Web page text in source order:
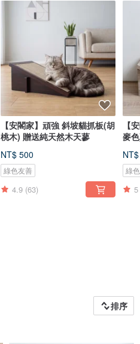
【安閣家】頑強 斜坡貓抓板(胡
桃木) 贈送純天然木天蓼
NT$ 500
綠色友善
4.9 (63)
【
麥
綠
5
排序